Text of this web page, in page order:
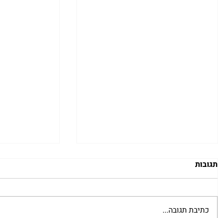
תגובות
כתיבת תגובה...